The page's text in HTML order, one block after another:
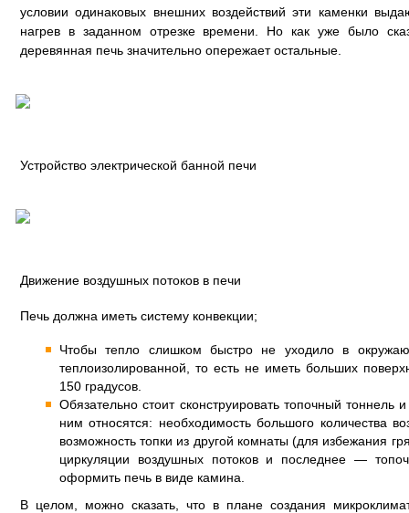
условии одинаковых внешних воздействий эти каменки
нагрев в заданном отрезке времени. Но как уже было
деревянная печь значительно опережает остальные.
Устройство электрической банной печи
Движение воздушных потоков в печи
Печь должна иметь систему конвекции;
Чтобы тепло слишком быстро не уходило в
теплоизолированной, то есть не иметь больших
150 градусов.
Обязательно стоит сконструировать топочный тоннель
ним относятся: необходимость большого количества
возможность топки из другой комнаты (для избежания
циркуляции воздушных потоков и последнее —
оформить печь в виде камина.
В целом, можно сказать, что в плане создания